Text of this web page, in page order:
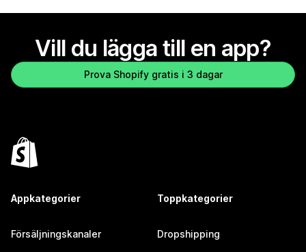
Vill du lägga till en app?
Prova Shopify gratis i 3 dagar
Appkategorier
Försäljningskanaler
Toppkategorier
Dropshipping